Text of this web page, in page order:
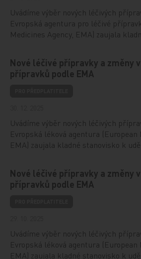
Uvádíme výběr nových léčivých
Evropská agentura pro léčivé
Medicines Agency, EMA) zaujala
Nové léčivé přípravky a změny
přípravků podle EMA
Uvádíme výběr nových léčivých
Evropská léková agentura (European
EMA) zaujala kladné stanovisko k
Nové léčivé přípravky a změny
přípravků podle EMA
Uvádíme výběr nových léčivých
Evropská léková agentura (European
EMA) zaujala kladné stanovisko k